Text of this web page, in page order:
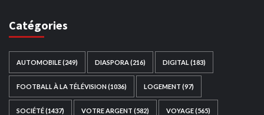
Catégories
AUTOMOBILE(249) DIASPORA (216) DIGITAL (183)
FOOTBALL À LA TÉLÉVISION(1036) LOGEMENT (97)
SOCIÉTÉ(1437) VOTRE ARGENT (582) VOYAGE(565)